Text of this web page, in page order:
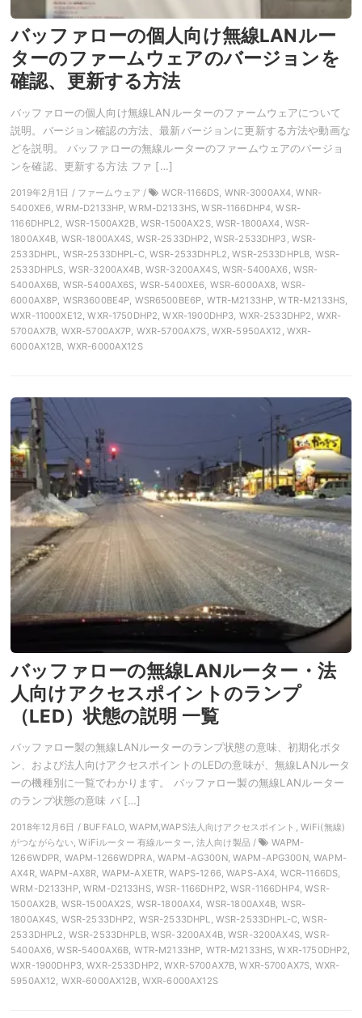
バッファローの個人向け無線LANルー
ターのファームウェアのバージョンを
確認、更新する方法
バッファローの個人向け無線LANルーターのファームウェアについて
説明。バージョン確認の方法、最新バージョンに更新する方法や動画な
どを説明。 バッファローの無線ルーターのファームウェアのバージョ
ンを確認、更新する方法 ファ […]
2019年2月1日 / ファームウェア /
WCR-1166DS, WNR-3000AX4, WNR-
5400XE6, WRM-D2133HP, WRM-D2133HS, WSR-1166DHP4, WSR-
1166DHPL2, WSR-1500AX2B, WSR-1500AX2S, WSR-1800AX4, WSR-
1800AX4B, WSR-1800AX4S, WSR-2533DHP2, WSR-2533DHP3, WSR-
2533DHPL, WSR-2533DHPL-C, WSR-2533DHPL2, WSR-2533DHPLB, WSR-
2533DHPLS, WSR-3200AX4B, WSR-3200AX4S, WSR-5400AX6, WSR-
5400AX6B, WSR-5400AX6S, WSR-5400XE6, WSR-6000AX8, WSR-
6000AX8P, WSR3600BE4P, WSR6500BE6P, WTR-M2133HP, WTR-M2133HS,
WXR-11000XE12, WXR-1750DHP2, WXR-1900DHP3, WXR-2533DHP2, WXR-
5700AX7B, WXR-5700AX7P, WXR-5700AX7S, WXR-5950AX12, WXR-
6000AX12B, WXR-6000AX12S
バッファローの無線LANルーター・法
人向けアクセスポイントのランプ
（LED）状態の説明 一覧
バッファロー製の無線LANルーターのランプ状態の意味、初期化ボタ
ン、および法人向けアクセスポイントのLEDの意味が、無線LANルータ
ーの機種別に一覧でわかります。 バッファロー製の無線LANルーター
のランプ状態の意味 バ […]
2018年12月6日 / BUFFALO, WAPM,WAPS法人向けアクセスポイント, WiFi(無線)
がつながらない, WiFiルーター 有線ルーター, 法人向け製品 /
WAPM-
1266WDPR, WAPM-1266WDPRA, WAPM-AG300N, WAPM-APG300N, WAPM-
AX4R, WAPM-AX8R, WAPM-AXETR, WAPS-1266, WAPS-AX4, WCR-1166DS,
WRM-D2133HP, WRM-D2133HS, WSR-1166DHP2, WSR-1166DHP4, WSR-
1500AX2B, WSR-1500AX2S, WSR-1800AX4, WSR-1800AX4B, WSR-
1800AX4S, WSR-2533DHP2, WSR-2533DHPL, WSR-2533DHPL-C, WSR-
2533DHPL2, WSR-2533DHPLB, WSR-3200AX4B, WSR-3200AX4S, WSR-
5400AX6, WSR-5400AX6B, WTR-M2133HP, WTR-M2133HS, WXR-1750DHP2,
WXR-1900DHP3, WXR-2533DHP2, WXR-5700AX7B, WXR-5700AX7S, WXR-
5950AX12, WXR-6000AX12B, WXR-6000AX12S